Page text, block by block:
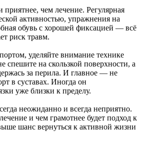
чем лечение. Регулярная
активностью, упражнения на
обувь с хорошей фиксацией — всё
риск травм.
уделяйте внимание технике
на скользкой поверхности, а
за перила. И главное — не
в суставах. Иногда он
уже близки к пределу.
неожиданно и всегда неприятно.
и чем грамотнее будет подход к
шанс вернуться к активной жизни